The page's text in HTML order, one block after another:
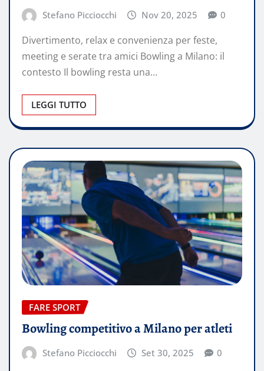
Stefano Picciocchi Nov 20, 2025 0
Divertimento, relax e convenienza per feste,
meeting e serate tra amici Bow­ling a Milano: il
contesto Il bowling resta una…
LEGGI TUTTO
FARE SPORT
Bowling competitivo a Milano per atleti
Stefano Picciocchi Set 30, 2025 0